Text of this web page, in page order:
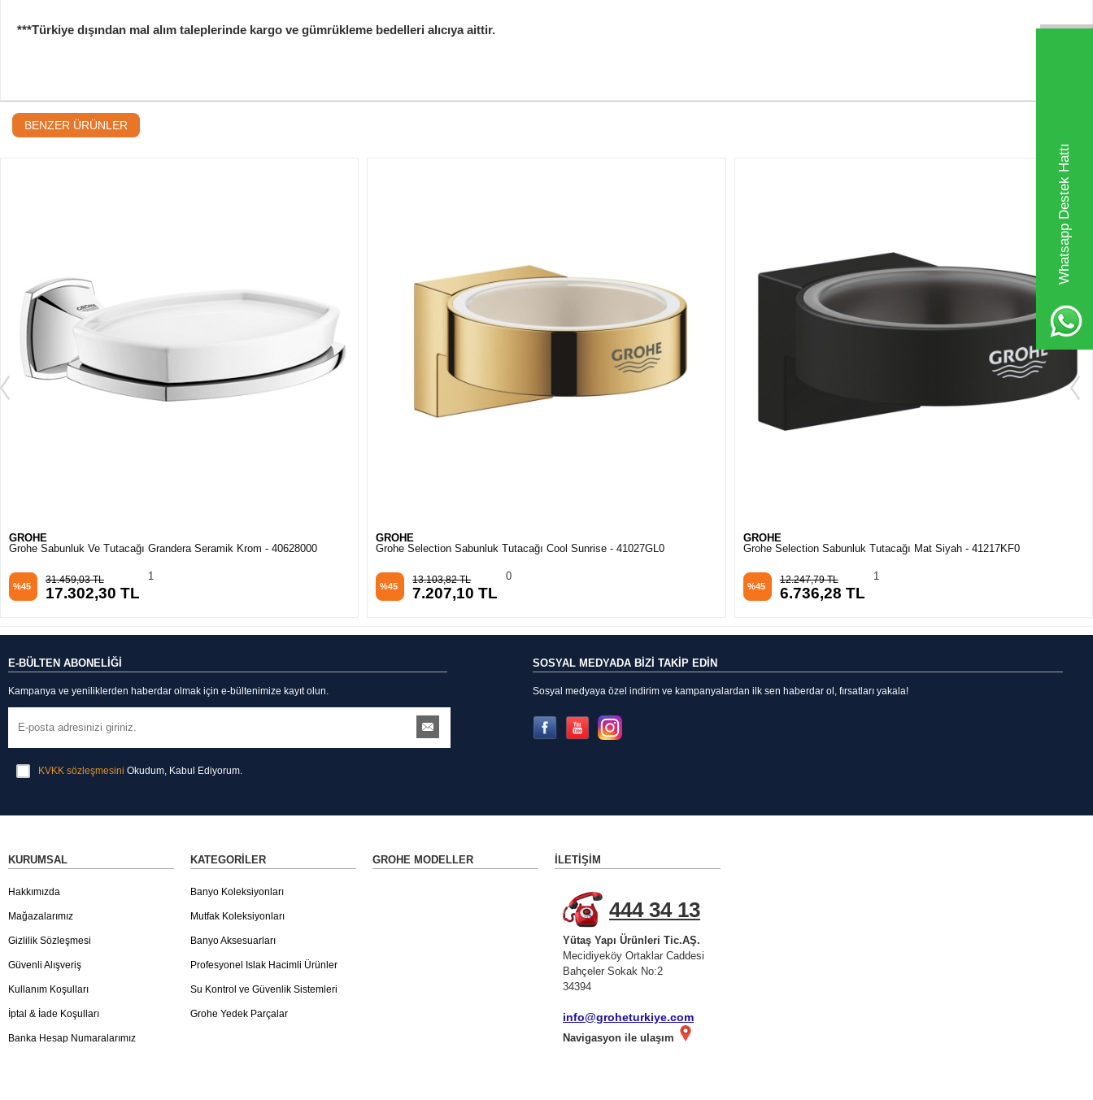
Whatsapp Destek Hattı
***Türkiye dışından mal alım taleplerinde kargo ve gümrükleme bedelleri alıcıya aittir.
BENZER ÜRÜNLER
GROHE
Grohe Selection Sabunluk Tutacağı Cool Sunrise - 41027GL0
%45
13.103,82 TL
7.207,10 TL
GROHE
Grohe Selection Sabunluk Tutacağı Mat Siyah - 41217KF0
%45
12.247,79 TL
6.736,28 TL
1
GROHE
Grohe Selection Sıvı Sabunluk Mat Siyah - 41218KF0
%45
12.247,79 TL
6.736,28 TL
1
E-BÜLTEN ABONELİĞİ
Kampanya ve yeniliklerden haberdar olmak için e-bültenimize kayıt olun.
KVKK sözleşmesini Okudum, Kabul Ediyorum.
SOSYAL MEDYADA BİZİ TAKİP EDİN
Sosyal medyaya özel indirim ve kampanyalardan ilk sen haberdar ol, fırsatları yakala!
KURUMSAL
Hakkımızda
Mağazalarımız
Gizlilik Sözleşmesi
Güvenli Alışveriş
Kullanım Koşulları
İptal & İade Koşulları
Banka Hesap Numaralarımız
KATEGORILER
Banyo Koleksiyonları
Mutfak Koleksiyonları
Banyo Aksesuarları
Profesyonel Islak Hacimli Ürünler
Su Kontrol ve Güvenlik Sistemleri
Grohe Yedek Parçalar
GROHE MODELLER İLETIŞIM
444 34 13
Yütaş Yapı Ürünleri Tic.AŞ.
Mecidiyeköy Ortaklar Caddesi
Bahçeler Sokak No:2
34394
info@groheturkiye.com
Navigasyon ile ulaşım